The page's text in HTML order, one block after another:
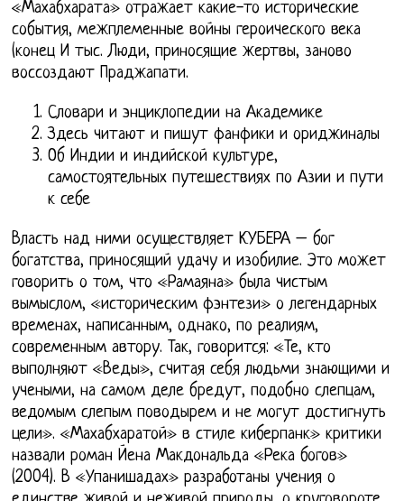
«Махабхарата» отражает какие-то исторические
события, межплеменные войны героического века
(конец И тыс. Люди, приносящие жертвы, заново
воссоздают Праджапати.
Словари и энциклопедии на Академике
Здесь читают и пишут фанфики и ориджиналы
Об Индии и индийской культуре,
самостоятельных путешествиях по Азии и пути
к себе
Власть над ними осуществляет КУБЕРА – бог
богатства, приносящий удачу и изобилие. Это может
говорить о том, что «Рамаяна» была чистым
вымыслом, «историческим фэнтези» о легендарных
временах, написанным, однако, по реалиям,
современным автору. Так, говорится: «Те, кто
выполняют «Веды», считая себя людьми знающими и
учеными, на самом деле бредут, подобно слепцам,
ведомым слепым поводырем и не могут достигнуть
цели». «Махабхаратой» в стиле киберпанк» критики
назвали роман Йена Макдональда «Река богов»
(2004). В «Упанишадах» разработаны учения о